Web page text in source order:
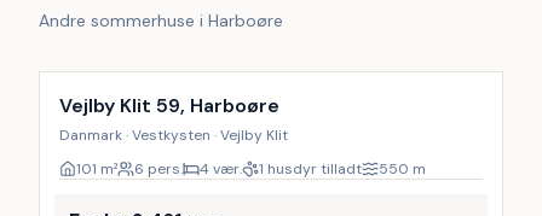
Andre sommerhuse i Harboøre
Vejlby Klit 59, Harboøre
Danmark · Vestkysten · Vejlby Klit
101 m² 6 pers. 4 vær. 1 husdyr tilladt 550 m